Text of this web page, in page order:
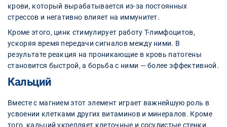
крови, который вырабатывается из-за постоянных
стрессов и негативно влияет на иммунитет.
Кроме этого, цинк стимулирует работу Т-лимфоцитов,
ускоряя время передачи сигналов между ними. В
результате реакция на проникающие в кровь патогены
становится быстрой, а борьба с ними — более эффективной.
Кальций
Вместе с магнием этот элемент играет важнейшую роль в
усвоении клетками других витаминов и минералов. Кроме
того, кальций укрепляет клеточные и сосудистые стенки,